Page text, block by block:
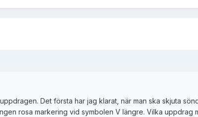
Det första har jag klarat, när man ska skjuta
rosa markering vid symbolen V längre. Vilka uppdrag